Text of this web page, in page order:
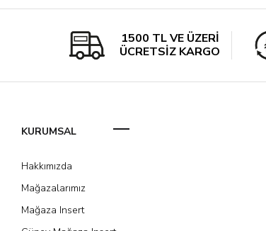
1500 TL VE ÜZERİ
ÜCRETSİZ KARGO
KURUMSAL
Hakkımızda
Mağazalarımız
Mağaza Insert